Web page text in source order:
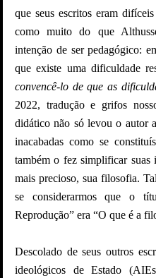
que seus escritos eram
como muito do que
intenção de ser pedagógico:
que existe uma dificuldade
convencê-lo de que as
2022, tradução e grifos
didático não só levou o autor
inacabadas como se
também o fez simplificar
mais precioso, sua filosofia.
se considerarmos que o
Reprodução” era “O que é a
Descolado de seus outros
ideológicos de Estado